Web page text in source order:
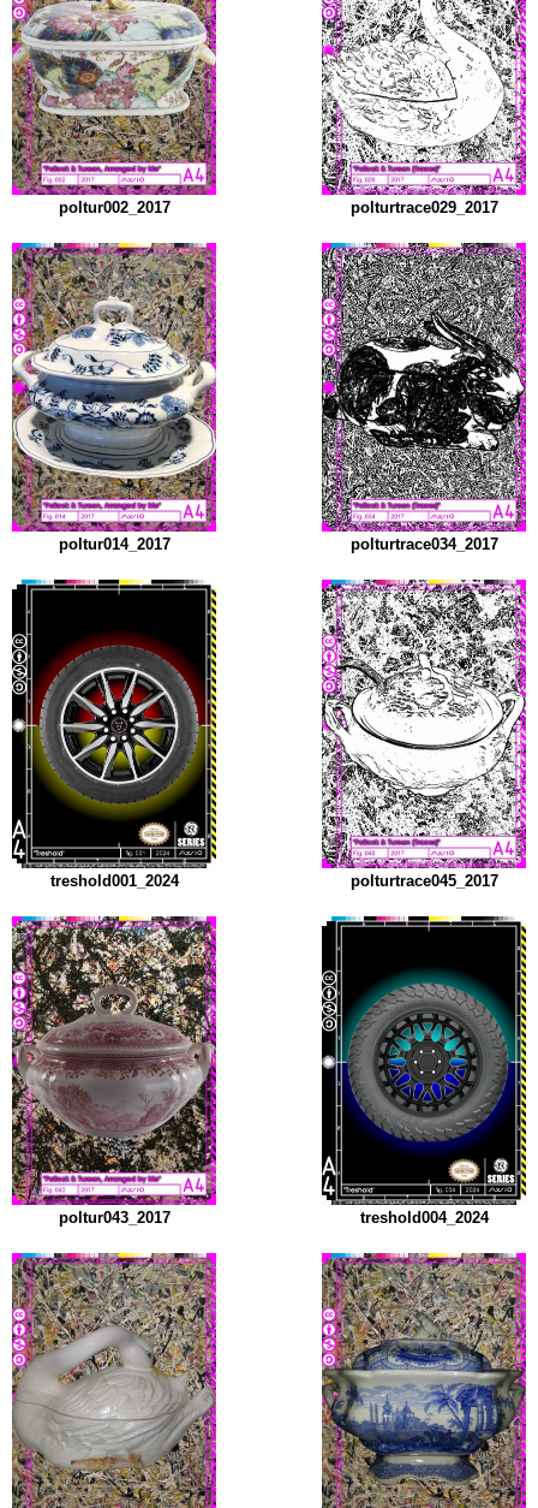
poltur002_2017 polturtrace029_2017
poltur014_2017 polturtrace034_2017
treshold001_2024 polturtrace045_2017
poltur043_2017 treshold004_2024